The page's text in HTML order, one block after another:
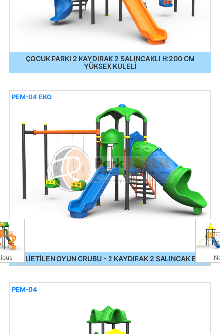
ÇOCUK PARKI 2 KAYDIRAK 2 SALINCAKLI H:200 CM
YÜKSEK KULELİ
POLİETİLEN OYUN GRUBU - 2 KAYDIRAK 2 SALINCAK EKO
PEM-04 EKO
PEM-04